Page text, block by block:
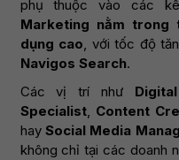
phụ thuộc vào các
Marketing nằm trong
dụng cao, với tốc độ
Navigos Search.
Các vị trí như
Specialist, Content
hay Social Media
không chỉ tại các doanh